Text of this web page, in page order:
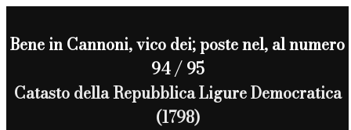
Bene in Cannoni, vico dei; poste nel, al numero
94 / 95
Catasto della Repubblica Ligure Democratica
(1798)